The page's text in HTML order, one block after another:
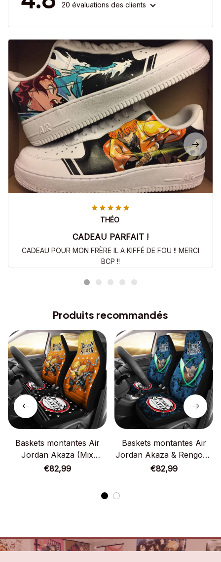
20 évaluations des clients
THÉO
CADEAU PARFAIT !
CADEAU POUR MON FRÈRE IL A KIFFÉ DE FOU !! MERCI
BCP !!
Produits recommandés
Baskets montantes Air
Jordan Akaza (Mix
Manga) – Chaussures
€82,99
Baskets montantes Air
Jordan Akaza & Rengoku
– Chaussures montantes
€82,99